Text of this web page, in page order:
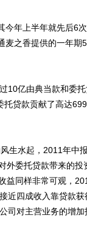
年上半年就先后6次
麦之香提供的一年期
亿由典当款和委托
贷款贡献了高达
生水起，2011年中
外委托贷款带来的投
益同样非常可观，
近四成收入靠贷款获
司对主营业务的增加